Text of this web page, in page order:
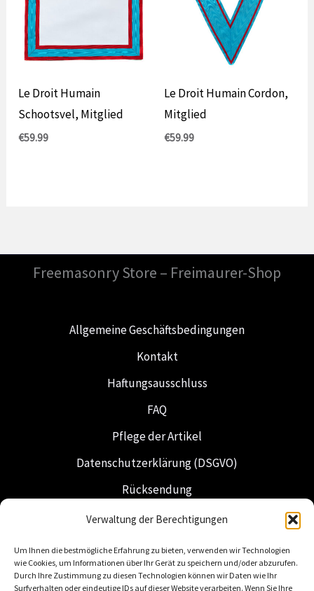
Verwaltung der Berechtigungen
Um Ihnen die bestmögliche Erfahrung zu bieten, verwenden wir Technologien
wie Cookies, um Informationen über Ihr Gerät zu speichern und/oder abzurufen.
Durch Ihre Zustimmung zu diesen Technologien können wir Daten wie Ihr
Surfverhalten oder eindeutige IDs auf dieser Website verarbeiten. Wenn Sie Ihre
Le Droit Humain
Schootsvel, Mitglied
€59.99
Le Droit Humain Cordon,
Mitglied
€59.99
Freemasonry Store – Freimaurer-Shop
Allgemeine Geschäftsbedingungen
Kontakt
Haftungsausschluss
FAQ
Pflege der Artikel
Datenschutzerklärung (DSGVO)
Rücksendung
Versand & Lieferung
Niederländische Insignien